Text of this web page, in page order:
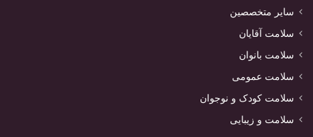
سایر متخصصین
سلامت آقایان
سلامت بانوان
سلامت عمومی
سلامت کودک و نوجوان
سلامت و زیبایی